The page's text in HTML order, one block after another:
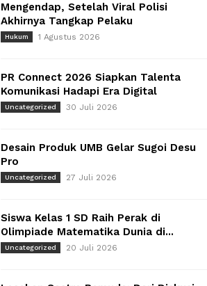
Mengendap, Setelah Viral Polisi
Akhirnya Tangkap Pelaku
Hukum 1 Agustus 2026
PR Connect 2026 Siapkan Talenta
Komunikasi Hadapi Era Digital
Uncategorized 30 Juli 2026
Desain Produk UMB Gelar Sugoi Desu
Pro
Uncategorized 27 Juli 2026
Siswa Kelas 1 SD Raih Perak di
Olimpiade Matematika Dunia di...
Uncategorized 20 Juli 2026